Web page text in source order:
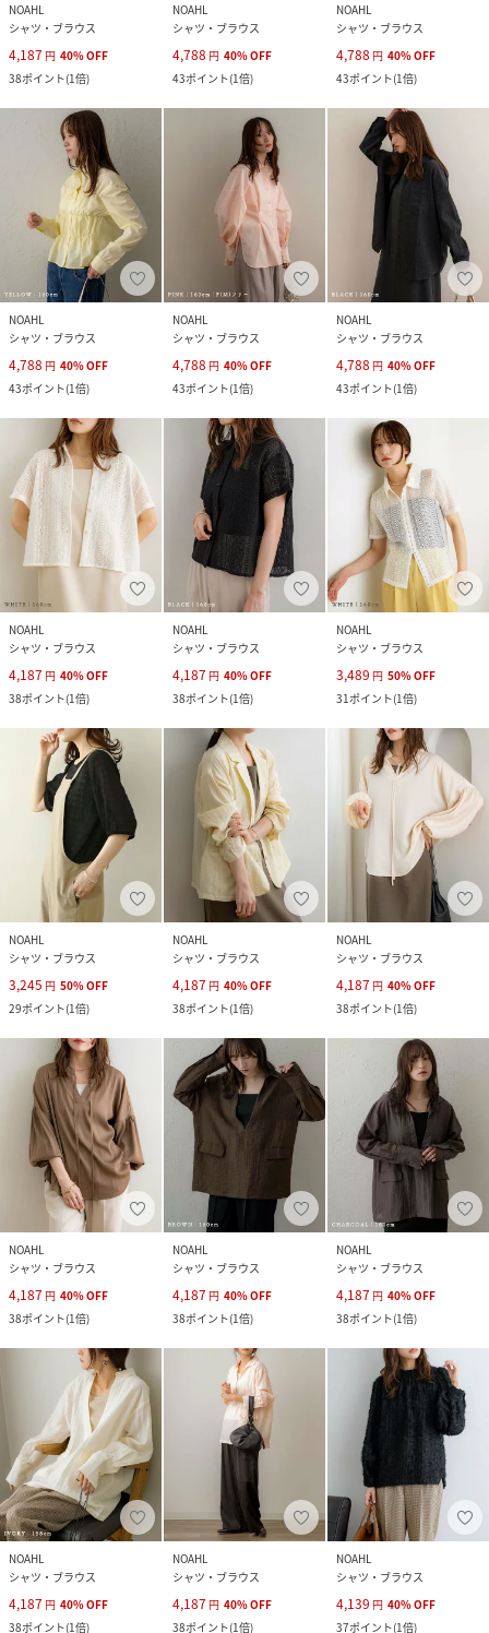
NOAHL
シャツ・ブラウス
4,187 円 40%OFF
38ポイント(1倍)
NOAHL
シャツ・ブラウス
4,788 円 40%OFF
43ポイント(1倍)
NOAHL
シャツ・ブラウス
4,788 円 40%OFF
43ポイント(1倍)
NOAHL
シャツ・ブラウス
4,788 円 40%OFF
43ポイント(1倍)
NOAHL
シャツ・ブラウス
4,788 円 40%OFF
43ポイント(1倍)
NOAHL
シャツ・ブラウス
4,788 円 40%OFF
43ポイント(1倍)
NOAHL
シャツ・ブラウス
4,187 円 40%OFF
38ポイント(1倍)
NOAHL
シャツ・ブラウス
4,187 円 40%OFF
38ポイント(1倍)
NOAHL
シャツ・ブラウス
3,489 円 50%OFF
31ポイント(1倍)
NOAHL
シャツ・ブラウス
3,245 円 50%OFF
29ポイント(1倍)
NOAHL
シャツ・ブラウス
4,187 円 40%OFF
38ポイント(1倍)
NOAHL
シャツ・ブラウス
4,187 円 40%OFF
38ポイント(1倍)
NOAHL
シャツ・ブラウス
4,187 円 40%OFF
38ポイント(1倍)
NOAHL
シャツ・ブラウス
4,187 円 40%OFF
38ポイント(1倍)
NOAHL
シャツ・ブラウス
4,187 円 40%OFF
38ポイント(1倍)
NOAHL
シャツ・ブラウス
4,187 円 40%OFF
38ポイント(1倍)
NOAHL
シャツ・ブラウス
4,187 円 40%OFF
38ポイント(1倍)
NOAHL
シャツ・ブラウス
4,139 円 40%OFF
37ポイント(1倍)